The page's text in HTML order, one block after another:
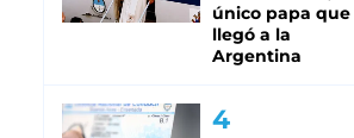
único papa que
llegó a la
Argentina